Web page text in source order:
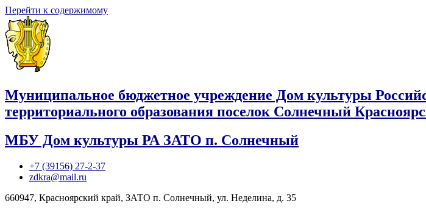
Перейти к содержимому
Муниципальное бюджетное учреждение Дом культуры
территориального образования поселок Солнечный
МБУ Дом культуры РА ЗАТО п. Солнечный
+7 (39156) 27-2-37
zdkra@mail.ru
660947, Красноярский край, ЗАТО п. Солнечный, ул. Неделина, д. 35